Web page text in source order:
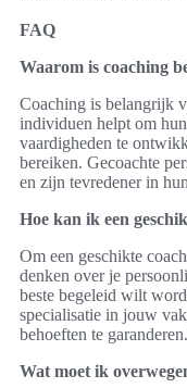
FAQ
Waarom is coaching
Coaching is belangrijk
individuen helpt om
vaardigheden te
bereiken. Gecoachte
en zijn tevredener in
Hoe kan ik een
Om een geschikte
denken over je
beste begeleid wilt
specialisatie in jouw
behoeften te garanderen.
Wat moet ik